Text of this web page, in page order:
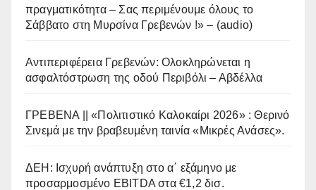
πραγματικότητα – Σας περιμένουμε όλους το
Σάββατο στη Μυρσίνα Γρεβενών !» – (audio)
Αντιπεριφέρεια Γρεβενών: Ολοκληρώνεται η
ασφαλτόστρωση της οδού Περιβόλι – Αβδέλλα
ΓΡΕΒΕΝΑ || «Πολιτιστικό Καλοκαίρι 2026» : Θερινό
Σινεμά με την βραβευμένη ταινία «Μικρές Ανάσες».
ΔΕΗ: Ισχυρή ανάπτυξη στο α΄ εξάμηνο με
προσαρμοσμένο EBITDA στα €1,2 δισ.